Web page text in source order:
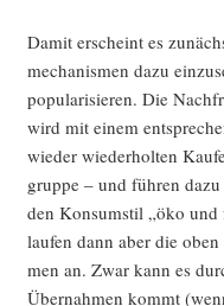
Damit erscheint es
me­cha­nis­men dazu
popu­la­ri­sie­ren. Die
wird mit einem
wie­der wie­der­hol­ten
grup­pe – und füh­ren
den Kon­sum­stil „öko
lau­fen dann aber die
men an. Zwar kann es
Über­nah­men kommt